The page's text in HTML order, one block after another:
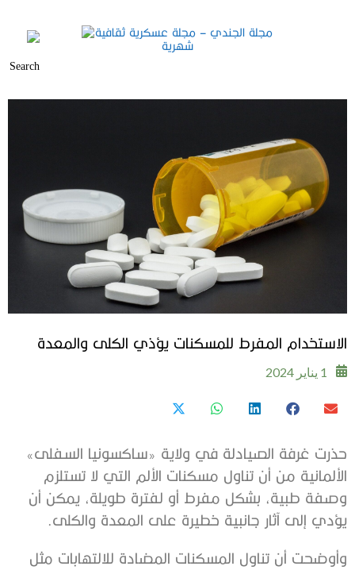
الاستخدام المفرط للمسكنات يؤذي الكلى والمعدة
1 يناير 2024
حذرت غرفة الصيادلة في ولاية «‫ساكسونيا السفلى»
الألمانية من أن تناول مسكنات الألم التي لا تستلزم
‫وصفة طبية، بشكل مفرط أو لفترة طويلة، يمكن أن
يؤدي إلى آثار ‫جانبية خطيرة على المعدة والكلى.
‫وأوضحت أن تناول المسكنات المضادة للالتهابات مثل